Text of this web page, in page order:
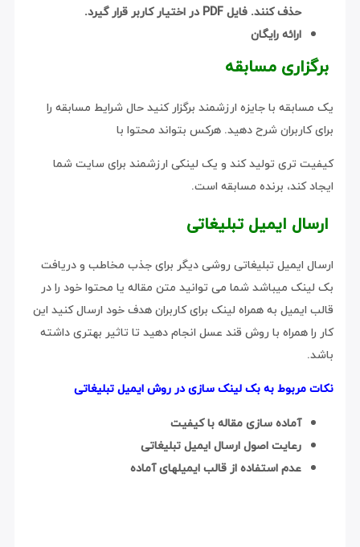
حذف کنند. فایل PDF در اختیار کاربر قرار گیرد.
ارائه رایگان
برگزاری مسابقه
یک مسابقه با جایزه ارزشمند برگزار کنید حال شرایط مسابقه را
برای کاربران شرح دهید. هرکس بتواند محتوا با
کیفیت تری تولید کند و یک لینکی ارزشمند برای سایت شما
ایجاد کند، برنده مسابقه است.
ارسال ایمیل تبلیغاتی
ارسال ایمیل تبلیغاتی روشی دیگر برای جذب مخاطب و دریافت
بک لینک میباشد شما می توانید متن مقاله یا محتوا خود را در
قالب ایمیل به همراه لینک برای کاربران هدف خود ارسال کنید این
کار را همراه با روش قند عسل انجام دهید تا تاثیر بهتری داشته
باشد.
نکات مربوط به بک لینک سازی در روش ایمیل تبلیغاتی
آماده سازی مقاله با کیفیت
رعایت اصول ارسال ایمیل تبلیغاتی
عدم استفاده از قالب ایمیلهای آماده